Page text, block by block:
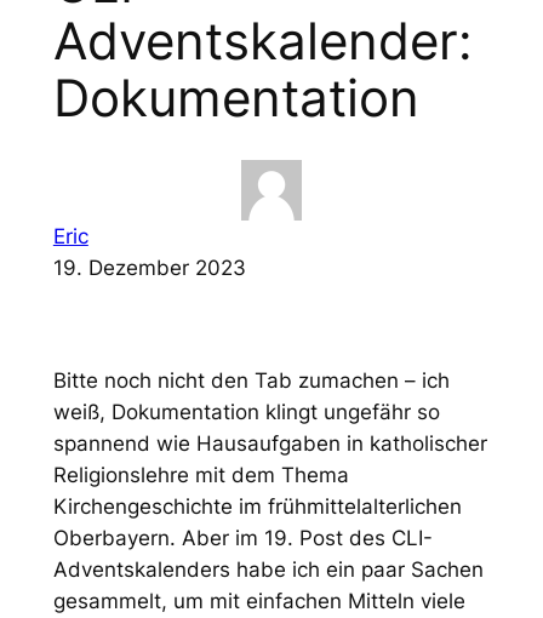
Adventskalender:
Dokumentation
Eric
19. Dezember 2023
Bitte noch nicht den Tab zumachen – ich
weiß, Dokumentation klingt ungefähr so
spannend wie Hausaufgaben in katholischer
Religionslehre mit dem Thema
Kirchengeschichte im frühmittelalterlichen
Oberbayern. Aber im 19. Post des CLI-
Adventskalenders habe ich ein paar Sachen
gesammelt, um mit einfachen Mitteln viele